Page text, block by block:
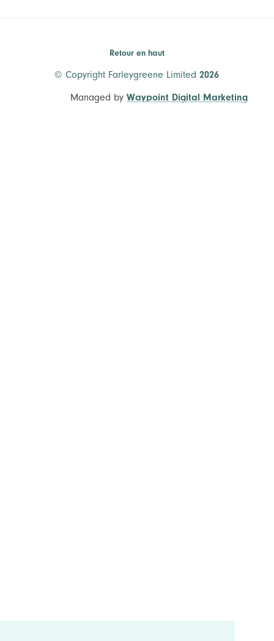
© Copyright Farleygreene Limited2026
Retour en haut
Managed byWaypoint Digital Marketing